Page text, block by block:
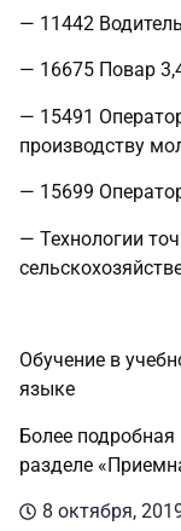
— 11442
— 16675 Повар
— 15491
производству
— 15699
— Технологии
Обучение в
языке
Более
разделе
8 октября,